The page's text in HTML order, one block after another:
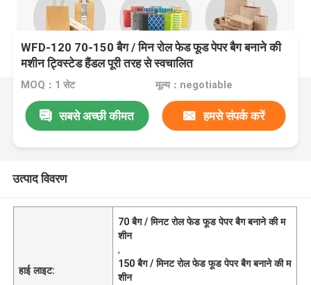
WFD-120 70-150 बैग / मिन रोल फेड फूड पेपर बैग बनाने की
मशीन ट्विस्टेड हैंडल पूरी तरह से स्वचालित
MOQ：1 सेट मूल्य：negotiable
सबसे अच्छी कीमत हमसे संपर्क करें
उत्पाद विवरण
हाई लाइट:
70 बैग / मिनट रोल फेड फूड पेपर बैग बनाने की म
शीन
,
150 बैग / मिनट रोल फेड फूड पेपर बैग बनाने की म
शीन